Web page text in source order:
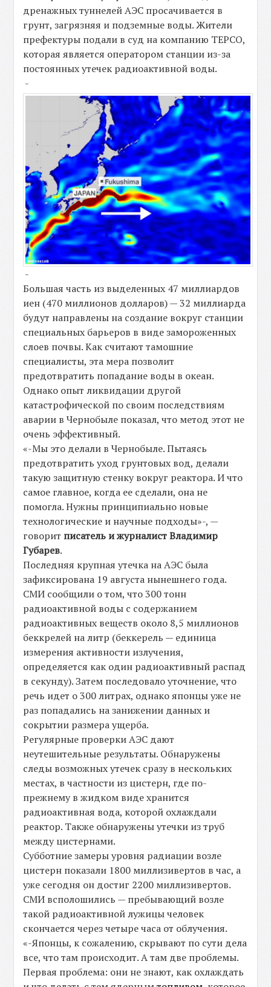
дренажных туннелей АЭС просачивается в
грунт, загрязняя и подземные воды. Жители
префектуры подали в суд на компанию ТЕРСО,
которая является оператором станции из-за
постоянных утечек радиоактивной воды.
-
-
Большая часть из выделенных 47 миллиардов
иен (470 миллионов долларов) — 32 миллиарда
будут направлены на создание вокруг станции
специальных барьеров в виде замороженных
слоев почвы. Как считают тамошние
специалисты, эта мера позволит
предотвратить попадание воды в океан.
Однако опыт ликвидации другой
катастрофической по своим последствиям
аварии в Чернобыле показал, что метод этот не
очень эффективный.
«-Мы это делали в Чернобыле. Пытаясь
предотвратить уход грунтовых вод, делали
такую защитную стенку вокруг реактора. И что
самое главное, когда ее сделали, она не
помогла. Нужны принципиально новые
технологические и научные подходы»-, —
говорит писатель и журналист Владимир
Губарев.
Последняя крупная утечка на АЭС была
зафиксирована 19 августа нынешнего года.
СМИ сообщили о том, что 300 тонн
радиоактивной воды с содержанием
радиоактивных веществ около 8,5 миллионов
беккрелей на литр (беккерель — единица
измерения активности излучения,
определяется как один радиоактивный распад
в секунду). Затем последовало уточнение, что
речь идет о 300 литрах, однако японцы уже не
раз попадались на занижении данных и
сокрытии размера ущерба.
Регулярные проверки АЭС дают
неутешительные результаты. Обнаружены
следы возможных утечек сразу в нескольких
местах, в частности из цистерн, где по-
прежнему в жидком виде хранится
радиоактивная вода, которой охлаждали
реактор. Также обнаружены утечки из труб
между цистернами.
Субботние замеры уровня радиации возле
цистерн показали 1800 миллизивертов в час, а
уже сегодня он достиг 2200 миллизивертов.
СМИ всполошились — пребывающий возле
такой радиоактивной лужицы человек
скончается через четыре часа от облучения.
«-Японцы, к сожалению, скрывают по сути дела
все, что там происходит. А там две проблемы.
Первая проблема: они не знают, как охлаждать